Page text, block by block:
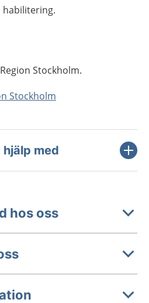
habilitering.
Stockholm.
Stockholm
med
hos oss